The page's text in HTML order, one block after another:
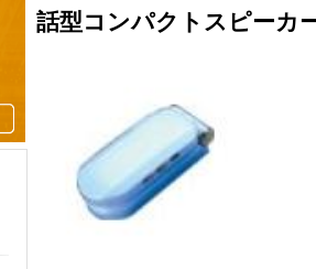
話型コンパクトスピーカ